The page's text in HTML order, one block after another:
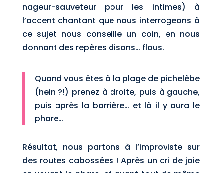
nageur-sauveteur pour les intimes) à
l’accent chantant que nous interrogeons à
ce sujet nous conseille un coin, en nous
donnant des repères disons… flous.
Quand vous êtes à la plage de pichelèbe
(hein ?!) prenez à droite, puis à gauche,
puis après la barrière… et là il y aura le
phare…
Résultat, nous partons à l’improviste sur
des routes cabossées ! Après un cri de joie